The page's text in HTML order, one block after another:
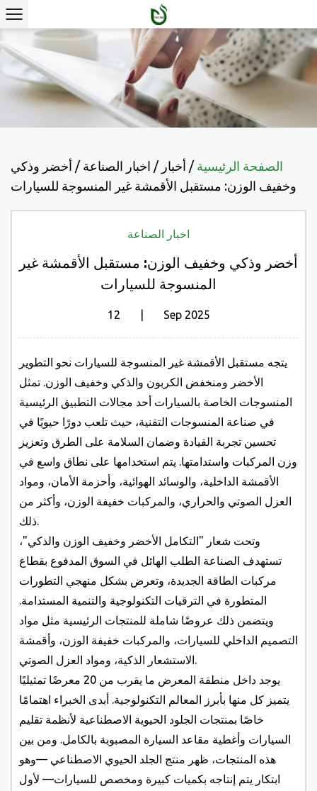
الصفحة الرئيسية / أخبار / اخبار الصناعة / أخضر وذكي
وخفيف الوزن: مستقبل الأقمشة غير المنسوجة للسيارات
اخبار الصناعة
أخضر وذكي وخفيف الوزن: مستقبل الأقمشة غير
المنسوجة للسيارات
12 | Sep 2025
يتجه مستقبل الأقمشة غير المنسوجة للسيارات نحو التطوير
الأخضر ومنخفض الكربون والذكي وخفيف الوزن. تمثل
المنسوجات الخاصة بالسيارات أحد مجالات التطبيق الرئيسية
في صناعة المنسوجات التقنية، حيث تلعب دورًا حيويًا في
تحسين تجربة القيادة وضمان السلامة على الطرق وتعزيز
وزن المركبات واستدامتها. يتم استخدامها على نطاق واسع في
الأقمشة الداخلية، والوسائد الهوائية، وأحزمة الأمان، ومواد
العزل الصوتي والحراري، والمركبات خفيفة الوزن، وأكثر من
ذلك.
وتحت شعار "التكامل الأخضر وخفيف الوزن والذكي"،
تستهدف الصناعة الطلب الهائل في السوق المدفوع بقطاع
مركبات الطاقة الجديدة، وتعرض بشكل منهجي التطورات
المتطورة في الترقيات التكنولوجية والتنمية المستدامة.
ويتضمن ذلك عروضًا شاملة للمنتجات الرئيسية مثل مواد
التصميم الداخلي للسيارات، والمركبات خفيفة الوزن، وأقمشة
الاستشعار الذكية، ومواد العزل الصوتي.
يوجد داخل منطقة المعرض ما يقرب من 20 معرضًا تمثيليًا
يتميز كل منها بأبرز المعالم التكنولوجية. أبدى الخبراء اهتمامًا
خاصًا بمنتجات الجلود الحيوية الاصطناعية لأنظمة تقليم
السيارات وأغطية مقاعد السيارة المصبوبة بالكامل. ومن بين
هذه المنتجات، ظهر منتج الجلد الحيوي الاصطناعي —وهو
ابتكار يتم إنتاجه بكميات كبيرة ومخصص للسيارات— لأول